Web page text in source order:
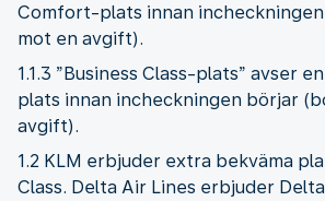
Comfort-plats innan
mot en avgift).
1.1.3 ”Business Class-plats” avser
plats innan incheckningen börjar
avgift).
1.2 KLM erbjuder extra bekväma
Class. Delta Air Lines erbjuder